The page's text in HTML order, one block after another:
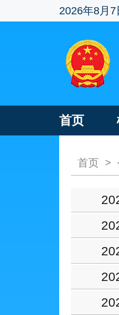
2026年8月7
首页
首页 >